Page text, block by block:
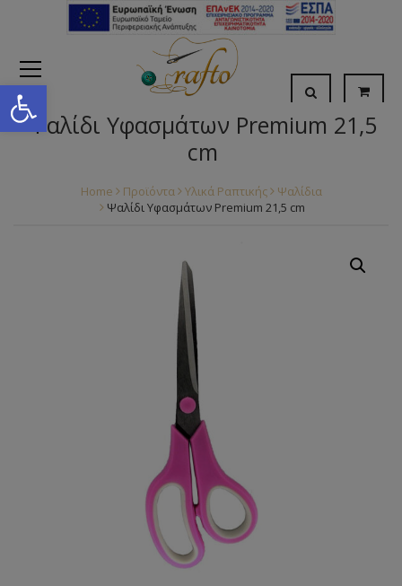
Open toolbar
Ψαλίδι Υφασμάτων Premium 21,5
cm
Home Προϊόντα Υλικά Ραπτικής
Ψαλίδια
Ψαλίδι Υφασμάτων Premium 21,5 cm